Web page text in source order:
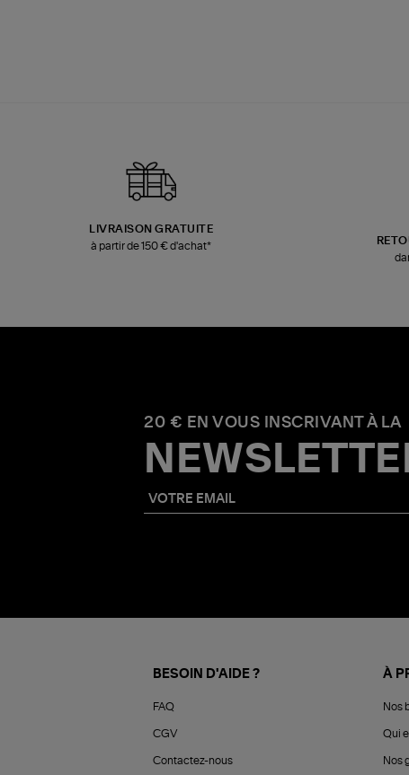
LIVRAISON GRATUITE
à partir de 150 € d'achat*
20 € EN VOUS INSCRIVANT À LA
BESOIN D'AIDE ?
FAQ
CGV
Contactez-nous
À
Nos
Qui
Nos